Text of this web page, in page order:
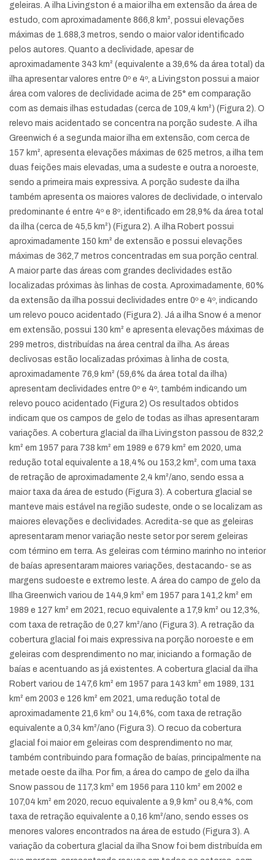
geleiras. A ilha Livingston é a maior ilha em extensão da área de
estudo, com aproximadamente 866,8 km², possui elevações
máximas de 1.688,3 metros, sendo o maior valor identificado
pelos autores. Quanto a declividade, apesar de
aproximadamente 343 km² (equivalente a 39,6% da área total) da
ilha apresentar valores entre 0º e 4º, a Livingston possui a maior
área com valores de declividade acima de 25° em comparação
com as demais ilhas estudadas (cerca de 109,4 km²) (Figura 2). O
relevo mais acidentado se concentra na porção sudeste. A ilha
Greenwich é a segunda maior ilha em extensão, com cerca de
157 km², apresenta elevações máximas de 625 metros, a ilha tem
duas feições mais elevadas, uma a sudeste e outra a noroeste,
sendo a primeira mais expressiva. A porção sudeste da ilha
também apresenta os maiores valores de declividade, o intervalo
predominante é entre 4º e 8º, identificado em 28,9% da área total
da ilha (cerca de 45,5 km²) (Figura 2). A ilha Robert possui
aproximadamente 150 km² de extensão e possui elevações
máximas de 362,7 metros concentradas em sua porção central.
A maior parte das áreas com grandes declividades estão
localizadas próximas às linhas de costa. Aproximadamente, 60%
da extensão da ilha possui declividades entre 0º e 4º, indicando
um relevo pouco acidentado (Figura 2). Já a ilha Snow é a menor
em extensão, possui 130 km² e apresenta elevações máximas de
299 metros, distribuídas na área central da ilha. As áreas
declivosas estão localizadas próximas à linha de costa,
aproximadamente 76,9 km² (59,6% da área total da ilha)
apresentam declividades entre 0º e 4º, também indicando um
relevo pouco acidentado (Figura 2) Os resultados obtidos
indicam que os campos de gelo de todas as ilhas apresentaram
variações. A cobertura glacial da ilha Livingston passou de 832,2
km² em 1957 para 738 km² em 1989 e 679 km² em 2020, uma
redução total equivalente a 18,4% ou 153,2 km², com uma taxa
de retração de aproximadamente 2,4 km²/ano, sendo essa a
maior taxa da área de estudo (Figura 3). A cobertura glacial se
manteve mais estável na região sudeste, onde o se localizam as
maiores elevações e declividades. Acredita-se que as geleiras
apresentaram menor variação neste setor por serem geleiras
com término em terra. As geleiras com término marinho no interior
de baías apresentaram maiores variações, destacando- se as
margens sudoeste e extremo leste. A área do campo de gelo da
Ilha Greenwich variou de 144,9 km² em 1957 para 141,2 km² em
1989 e 127 km² em 2021, recuo equivalente a 17,9 km² ou 12,3%,
com taxa de retração de 0,27 km²/ano (Figura 3). A retração da
cobertura glacial foi mais expressiva na porção noroeste e em
geleiras com desprendimento no mar, iniciando a formação de
baías e acentuando as já existentes. A cobertura glacial da ilha
Robert variou de 147,6 km² em 1957 para 143 km² em 1989, 131
km² em 2003 e 126 km² em 2021, uma redução total de
aproximadamente 21,6 km² ou 14,6%, com taxa de retração
equivalente a 0,34 km²/ano (Figura 3). O recuo da cobertura
glacial foi maior em geleiras com desprendimento no mar,
também contribuindo para formação de baías, principalmente na
metade oeste da ilha. Por fim, a área do campo de gelo da ilha
Snow passou de 117,3 km² em 1956 para 110 km² em 2002 e
107,04 km² em 2020, recuo equivalente a 9,9 km² ou 8,4%, com
taxa de retração equivalente a 0,16 km²/ano, sendo esses os
menores valores encontrados na área de estudo (Figura 3). A
variação da cobertura glacial da ilha Snow foi bem distribuída em